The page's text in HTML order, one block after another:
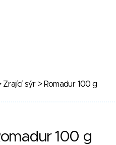
Zrající sýr> Romadur 100 g
100 g